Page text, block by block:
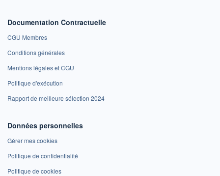
Documentation Contractuelle
CGU Membres
Conditions générales
Mentions légales et CGU
Politique d'exécution
Rapport de meilleure sélection 2024
Données personnelles
Gérer mes cookies
Politique de confidentialité
Politique de cookies